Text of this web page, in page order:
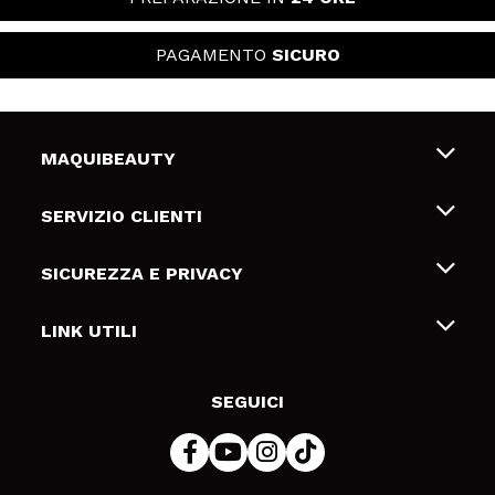
PAGAMENTO SICURO
MAQUIBEAUTY
Chi siamo
Gift Cards
SERVIZIO CLIENTI
Spedizioni & Resi
Metodi di pagamamento
SICUREZZA E PRIVACY
Termini e condizioni
LINK UTILI
SEGUICI